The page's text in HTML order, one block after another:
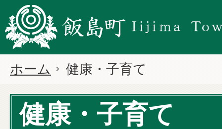
ホーム 健康・子育て
健康・子育て